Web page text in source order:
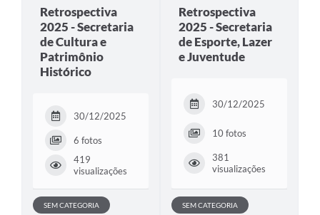
Retrospectiva
2025 - Secretaria
de Cultura e
Patrimônio
Histórico
30/12/2025
6 fotos
419
visualizações
SEM CATEGORIA
Retrospectiva
2025 - Secretaria
de Esporte, Lazer
e Juventude
30/12/2025
10 fotos
381
visualizações
SEM CATEGORIA